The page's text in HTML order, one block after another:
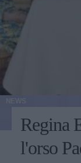
Regina
l'orso